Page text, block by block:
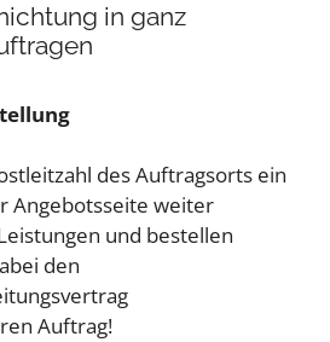
in ganz
des Auftragsorts ein
Angebotsseite weiter
und bestellen
den
Auftrag!